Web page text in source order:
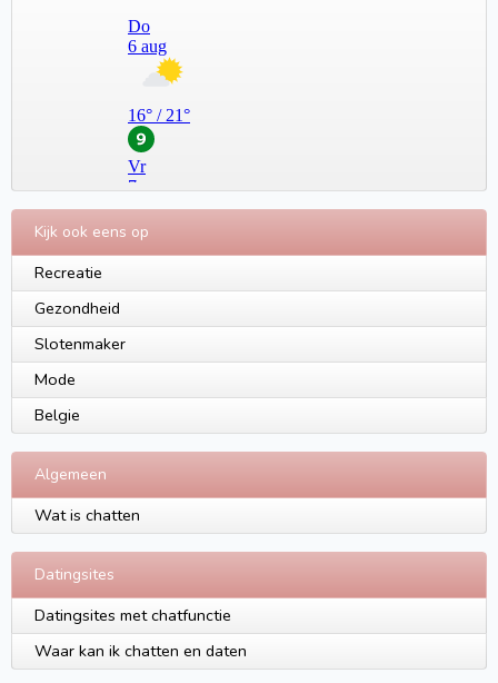
Kijk ook eens op
Recreatie
Gezondheid
Slotenmaker
Mode
Belgie
Algemeen
Wat is chatten
Datingsites
Datingsites met chatfunctie
Waar kan ik chatten en daten